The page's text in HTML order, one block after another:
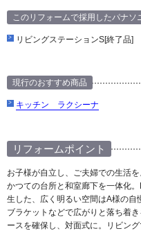
このリフォームで採用したパナソ
リビングステーションS[終了品]
現行のおすすめ商品
キッチン ラクシーナ
リフォームポイント
お子様が自立し、ご夫婦での生活
かつての台所と和室廊下を一体化
生した、広く明るい空間はA様の
ブラケットなどで広がりと落ち着
ースを確保し、対面式に。リビン